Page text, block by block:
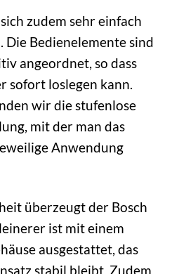
zudem sehr einfach
Die Bedienelemente sind
angeordnet, so dass
sofort loslegen kann.
wir die stufenlose
mit der man das
Anwendung
überzeugt der Bosch
ist mit einem
ausgestattet, das
stabil bleibt. Zudem